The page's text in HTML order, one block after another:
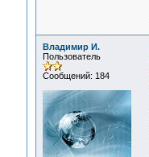
Владимир И.
Пользователь
Сообщений: 184